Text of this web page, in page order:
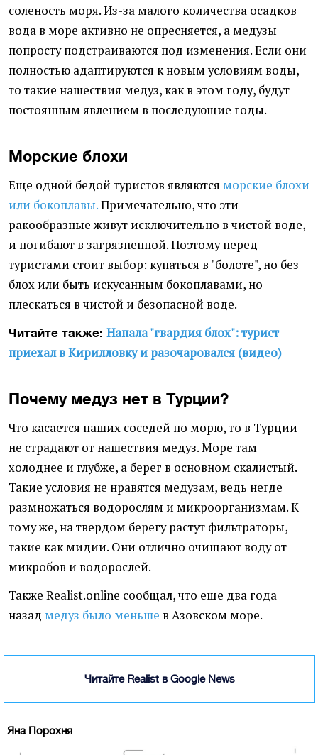
соленость моря. Из-за малого количества осадков
вода в море активно не опресняется, а медузы
попросту подстраиваются под изменения. Если они
полностью адаптируются к новым условиям воды,
то такие нашествия медуз, как в этом году, будут
постоянным явлением в последующие годы.
Морские блохи
Еще одной бедой туристов являются морские блохи
или бокоплавы.Примечательно, что эти
ракообразные живут исключительно в чистой воде,
и погибают в загрязненной. Поэтому перед
туристами стоит выбор: купаться в "болоте", но без
блох или быть искусанным бокоплавами, но
плескаться в чистой и безопасной воде.
Читайте также: Напала "гвардия блох": турист
приехал в Кирилловку и разочаровался (видео)
Почему медуз нет в Турции?
Что касается наших соседей по морю, то в Турции
не страдают от нашествия медуз. Море там
холоднее и глубже, а берег в основном скалистый.
Такие условия не нравятся медузам, ведь негде
размножаться водорослям и микроорганизмам. К
тому же, на твердом берегу растут фильтраторы,
такие как мидии. Они отлично очищают воду от
микробов и водорослей.
Также Realist.online сообщал, что еще два года
назад медуз было меньше в Азовском море.
Читайте Realist в Google News
Яна Порохня